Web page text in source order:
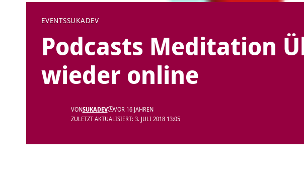
EVENTSSUKADEV
Podcasts Meditation
wieder online
ZULETZT AKTUALISIERT: 3. JULI 2018 13:05
VONSUKADEV VOR 16 JAHREN